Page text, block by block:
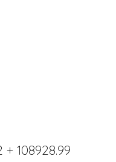
108928.99